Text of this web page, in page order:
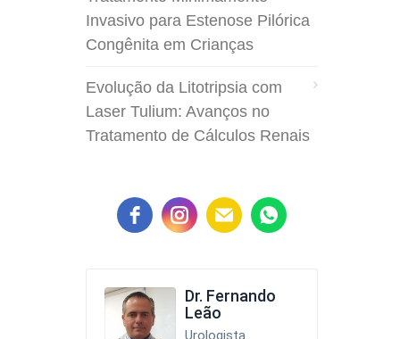
Invasivo para Estenose Pilórica
Congênita em Crianças
Evolução da Litotripsia com
Laser Tulium: Avanços no
Tratamento de Cálculos Renais